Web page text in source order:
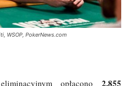
WSOP, PokerNews.com
opłacono 2.855